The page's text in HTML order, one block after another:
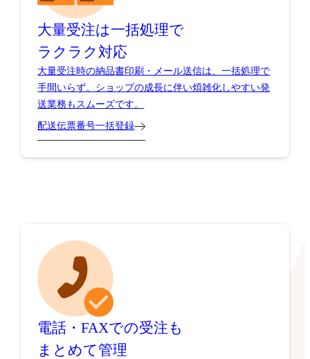
大量受注は一括処理で
ラクラク対応
大量受注時の納品書印刷・メール送信は、一括処理で
手間いらず。ショップの成長に伴い煩雑化しやすい発
送業務もスムーズです。
配送伝票番号一括登録
電話・FAXでの受注も
まとめて管理